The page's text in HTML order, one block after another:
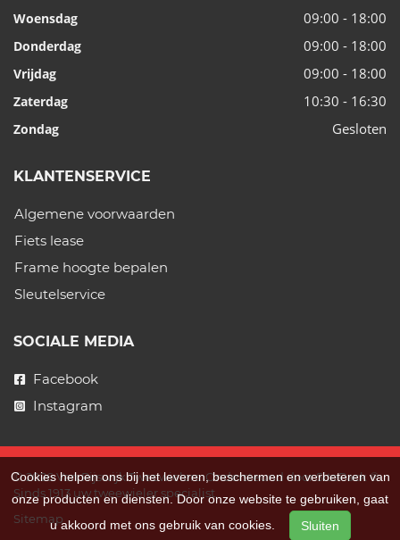
Woensdag 09:00 - 18:00
Donderdag 09:00 - 18:00
Vrijdag 09:00 - 18:00
Zaterdag 10:30 - 16:30
Zondag Gesloten
KLANTENSERVICE
Algemene voorwaarden
Fiets lease
Frame hoogte bepalen
Sleutelservice
SOCIALE MEDIA
Facebook
Instagram
© 2026 Van Rijswijk Tweewielers. Ondersteund doorSitePack ®
Sinds 1913 uw tweewieler specialist.
Sitemap
Cookies helpen ons bij het leveren, beschermen en verbeteren van
onze producten en diensten. Door onze website te gebruiken, gaat
u akkoord met ons gebruik van cookies.
Sluiten